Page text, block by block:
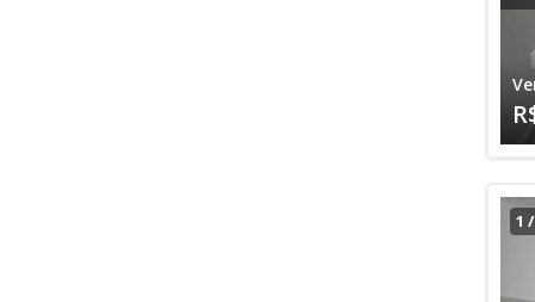
1 /